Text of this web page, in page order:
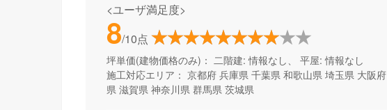
<ユーザ満足度>
8/10点
坪単価(建物価格のみ)： 二階建: 情報なし、 平屋: 情報なし
施工対応エリア： 京都府 兵庫県 千葉県 和歌山県 埼玉県 大阪府
県 滋賀県 神奈川県 群馬県 茨城県